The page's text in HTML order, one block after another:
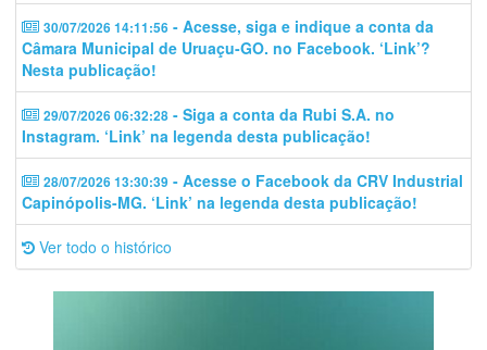
30/07/2026 14:11:56 - Acesse, siga e indique a conta da
Câmara Municipal de Uruaçu-GO. no Facebook. ‘Link’?
Nesta publicação!
29/07/2026 06:32:28 - Siga a conta da Rubi S.A. no
Instagram. ‘Link’ na legenda desta publicação!
28/07/2026 13:30:39 - Acesse o Facebook da CRV Industrial
Capinópolis-MG. ‘Link’ na legenda desta publicação!
Ver todo o histórico